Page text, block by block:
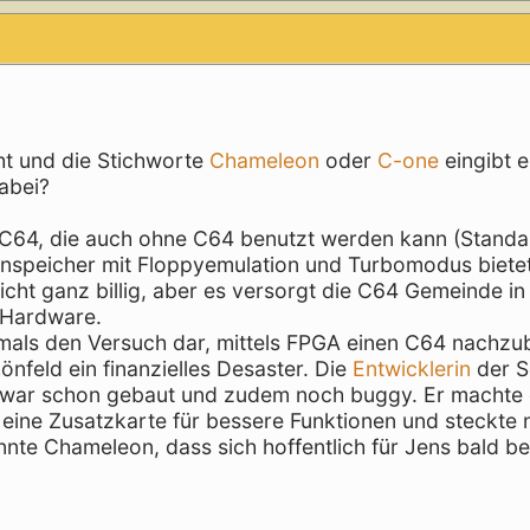
und die Stichworte Chameleon oder C-one eingibt
die auch ohne C64 benutzt werden kann
mit Floppyemulation und Turbomodus
ganz billig, aber es versorgt die C64 Gemeinde
den Versuch dar, mittels FPGA einen C64
ein finanzielles Desaster. Die Entwicklerin der
schon gebaut und zudem noch buggy. Er machte
Zusatzkarte für bessere Funktionen und steckte
Chameleon, dass sich hoffentlich für Jens bald